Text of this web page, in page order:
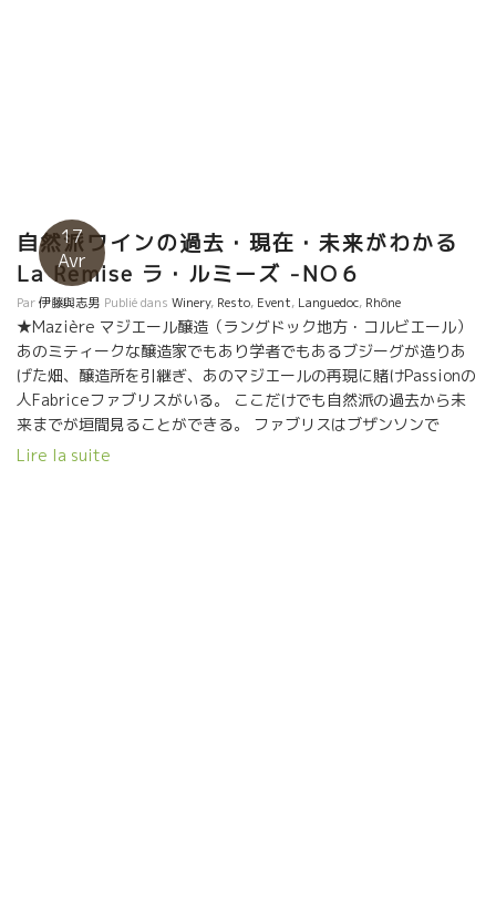
17
Avr
自然派ワインの過去・現在・未来がわかる
La Remise ラ・ルミーズ -NO６
Par伊藤與志男 Publié dans Winery, Resto, Event, Languedoc, Rhône
★Mazière マジエール醸造（ラングドック地方・コルビエール）
あのミティークな醸造家でもあり学者でもあるブジーグが造りあ
げた畑、醸造所を引継ぎ、あのマジエールの再現に賭けPassionの
人Fabriceファブリスがいる。 ここだけでも自然派の過去から未
来までが垣間見ることができる。 ファブリスはブザンソンで
Zinzinsザンザンというワイン屋をやっていた。今は亡きJean-
Lire la suite